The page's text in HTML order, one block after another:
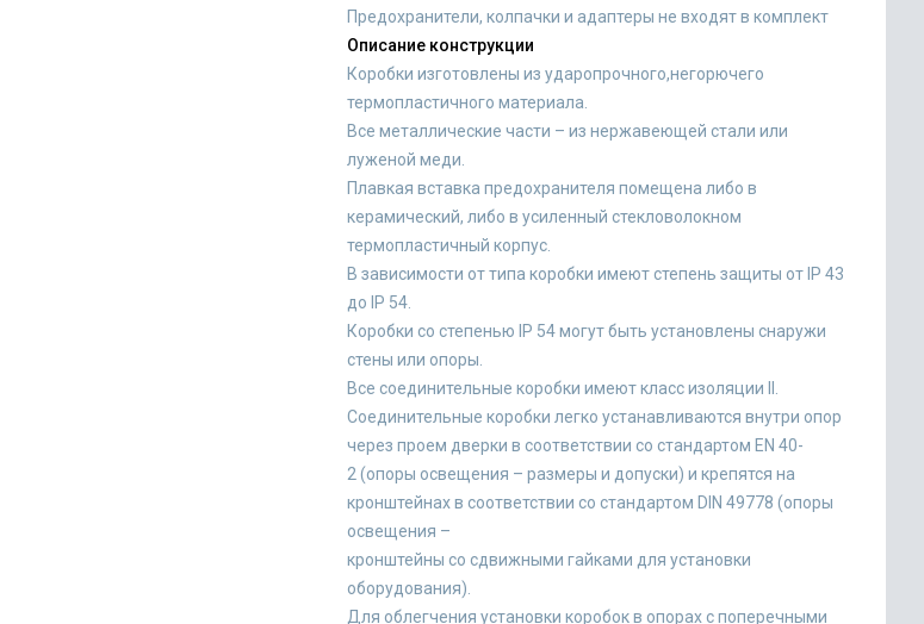
Предохранители, колпачки и адаптеры не входят в комплект
Описание конструкции
Коробки изготовлены из ударопрочного,негорючего
термопластичного материала.
Все металлические части – из нержавеющей стали или
луженой меди.
Плавкая вставка предохранителя помещена либо в
керамический, либо в усиленный стекловолокном
термопластичный корпус.
В зависимости от типа коробки имеют степень защиты от IР 43
до IP 54.
Коробки со степенью IP 54 могут быть установлены снаружи
стены или опоры.
Все соединительные коробки имеют класс изоляции II.
Соединительные коробки легко устанавливаются внутри опор
через проем дверки в соответствии со стандартом EN 40-
2 (опоры освещения – размеры и допуски) и крепятся на
кронштейнах в соответствии со стандартом DIN 49778 (опоры
освещения –
кронштейны со сдвижными гайками для установки
оборудования).
Для облегчения установки коробок в опорах с поперечными